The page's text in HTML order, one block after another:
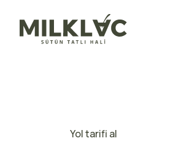
Yol tarifi al